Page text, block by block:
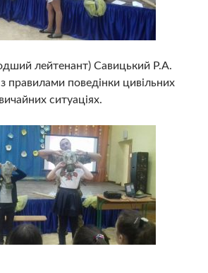
лейтенант) Савицький Р.А.
правилами поведінки цивільних
ситуаціях.